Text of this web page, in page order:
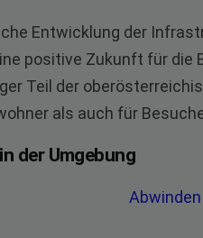
Entwicklung der
positive Zukunft für die
Teil der
als auch für
der Umgebung
Abwinden